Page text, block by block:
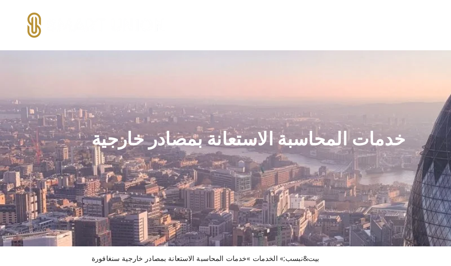
خدمات المحاسبة الاستعانة بمصادر خارجية
بيت&نبسب;» الخدمات »خدمات المحاسبة الاستعانة بمصادر خارجية سنغافورة